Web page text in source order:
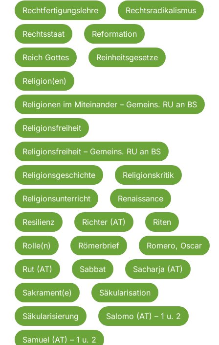
Rechtfertigungslehre Rechtsradikalismus
Rechtsstaat Reformation
Reich Gottes Reinheitsgesetze
Religion(en)
Religionen im Miteinander – Gemeins. RU an BS
Religionsfreiheit
Religionsfreiheit – Gemeins. RU an BS
Religionsgeschichte Religionskritik
Religionsunterricht Renaissance
Resilienz Richter (AT) Riten
Rolle(n) Römerbrief Romero, Oscar
Rut (AT) Sabbat Sacharja (AT)
Sakrament(e) Säkularisation
Säkularisierung Salomo (AT) – 1 u. 2
Samuel (AT) – 1 u. 2